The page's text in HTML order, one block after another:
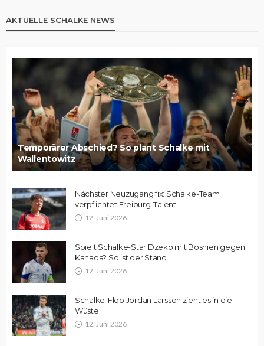
AKTUELLE SCHALKE NEWS
Temporärer Abschied? So plant Schalke mit
Wallentowitz
Nächster Neuzugang fix: Schalke-Team
verpflichtet Freiburg-Talent
12. Juni 2026
Spielt Schalke-Star Dzeko mit Bosnien gegen
Kanada? So ist der Stand
12. Juni 2026
Schalke-Flop Jordan Larsson zieht es in die
Wüste
12. Juni 2026